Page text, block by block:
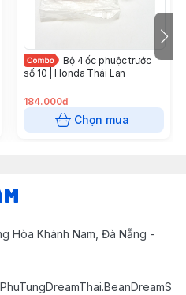
Bộ 4 ốc phuộc trước
số 10 | Honda Thái Lan
184.000đ
Chọn mua
Hòa Khánh Nam, Đà Nẵng -